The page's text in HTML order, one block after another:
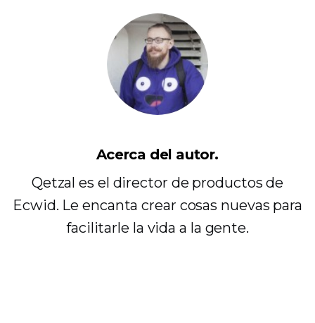
Acerca del autor.
Qetzal es el director de productos de
Ecwid. Le encanta crear cosas nuevas para
facilitarle la vida a la gente.